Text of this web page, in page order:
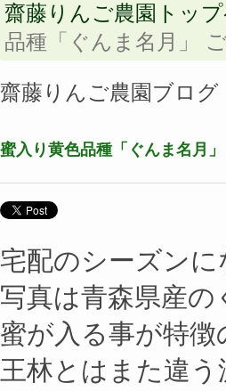
齋藤りんご農園トッ
品種「ぐんま名月」
齋藤りんご農園ブログ
蜜入り黄色品種「ぐんま名月
宅配のシーズン
写真は青森県産の
蜜が入る事が特徴
王林とはまた違